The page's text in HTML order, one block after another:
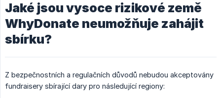
Jaké jsou vysoce rizikové země
WhyDonate neumožňuje zahájit
sbírku?
Z bezpečnostních a regulačních důvodů nebudou akceptovány
fundraisery sbírající dary pro následující regiony: